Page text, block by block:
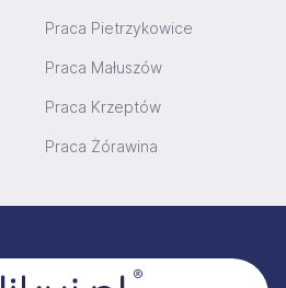
Praca Pietrzykowice
Praca Małuszów
Praca Krzeptów
Praca Żórawina